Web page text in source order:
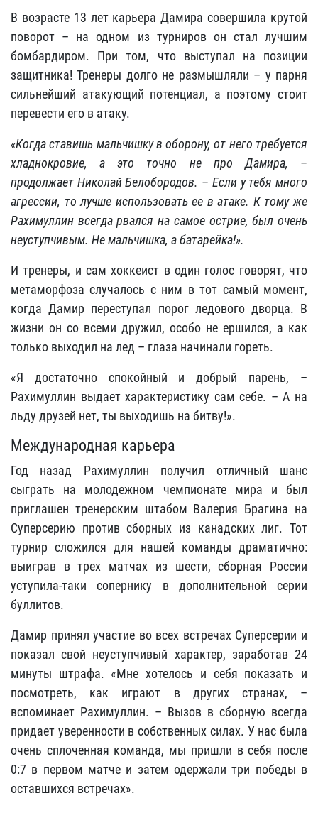
В возрасте 13 лет карьера Дамира совершила крутой
поворот – на одном из турниров он стал лучшим
бомбардиром. При том, что выступал на позиции
защитника! Тренеры долго не размышляли – у парня
сильнейший атакующий потенциал, а поэтому стоит
перевести его в атаку.
«Когда ставишь мальчишку в оборону, от него требуется
хладнокровие, а это точно не про Дамира, –
продолжает Николай Белобородов. – Если у тебя много
агрессии, то лучше использовать ее в атаке. К тому же
Рахимуллин всегда рвался на самое острие, был очень
неуступчивым. Не мальчишка, а батарейка!».
И тренеры, и сам хоккеист в один голос говорят, что
метаморфоза случалось с ним в тот самый момент,
когда Дамир переступал порог ледового дворца. В
жизни он со всеми дружил, особо не ершился, а как
только выходил на лед – глаза начинали гореть.
«Я достаточно спокойный и добрый парень, –
Рахимуллин выдает характеристику сам себе. – А на
льду друзей нет, ты выходишь на битву!».
Международная карьера
Год назад Рахимуллин получил отличный шанс
сыграть на молодежном чемпионате мира и был
приглашен тренерским штабом Валерия Брагина на
Суперсерию против сборных из канадских лиг. Тот
турнир сложился для нашей команды драматично:
выиграв в трех матчах из шести, сборная России
уступила-таки сопернику в дополнительной серии
буллитов.
Дамир принял участие во всех встречах Суперсерии и
показал свой неуступчивый характер, заработав 24
минуты штрафа. «Мне хотелось и себя показать и
посмотреть, как играют в других странах, –
вспоминает Рахимуллин. – Вызов в сборную всегда
придает уверенности в собственных силах. У нас была
очень сплоченная команда, мы пришли в себя после
0:7 в первом матче и затем одержали три победы в
оставшихся встречах».